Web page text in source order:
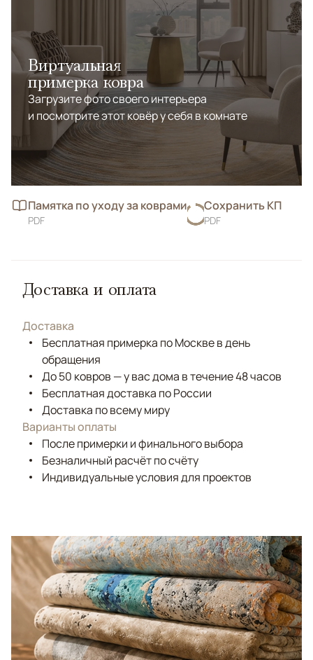
Виртуальная
примерка ковра
Загрузите фото своего интерьера
и посмотрите этот ковёр у себя в комнате
Памятка по уходу за коврами
PDF
Сохранить КП
PDF
Доставка и оплата
Доставка
Бесплатная примерка по Москве в день
обращения
До 50 ковров — у вас дома в течение 48 часов
Бесплатная доставка по России
Доставка по всему миру
Варианты оплаты
После примерки и финального выбора
Безналичный расчёт по счёту
Индивидуальные условия для проектов